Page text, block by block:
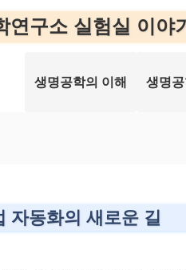
연구소 실험실 이야기
생명공학의 이해 생명
자동화의 새로운 길